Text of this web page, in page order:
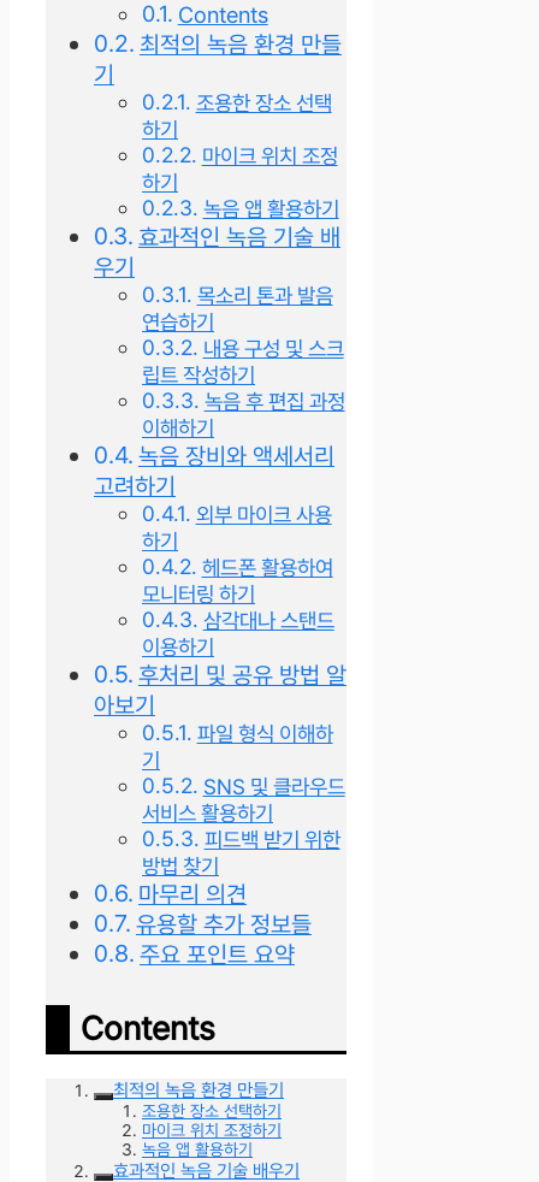
Contents
최적의 녹음 환경 만들
기
조용한 장소 선택
하기
마이크 위치 조정
하기
녹음 앱 활용하기
효과적인 녹음 기술 배
우기
목소리 톤과 발음
연습하기
내용 구성 및 스크
립트 작성하기
녹음 후 편집 과정
이해하기
녹음 장비와 액세서리
고려하기
외부 마이크 사용
하기
헤드폰 활용하여
모니터링 하기
삼각대나 스탠드
이용하기
후처리 및 공유 방법 알
아보기
파일 형식 이해하
기
SNS 및 클라우드
서비스 활용하기
피드백 받기 위한
방법 찾기
마무리 의견
유용할 추가 정보들
주요 포인트 요약
Contents
최적의 녹음 환경 만들기
조용한 장소 선택하기
마이크 위치 조정하기
녹음 앱 활용하기
효과적인 녹음 기술 배우기